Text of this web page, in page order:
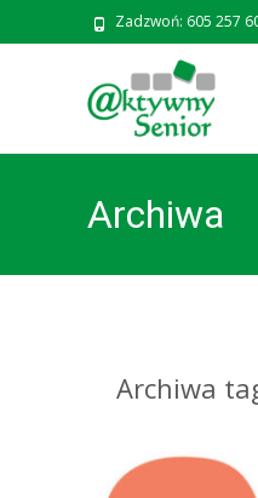
Zadzwoń: 605 257
Archiwa
Archiwa